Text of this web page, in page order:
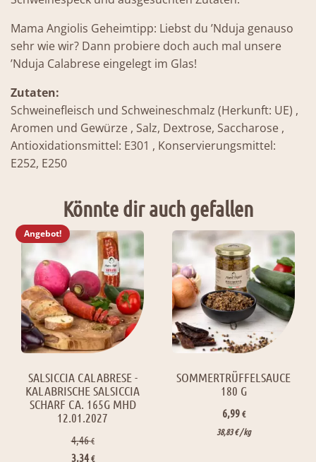
Mama Angiolis Geheimtipp: Liebst du ’Nduja genauso
sehr wie wir? Dann probiere doch auch mal unsere
’Nduja Calabrese eingelegt im Glas!
Zutaten:
Schweinefleisch und Schweineschmalz (Herkunft: UE) ,
Aromen und Gewürze , Salz, Dextrose, Saccharose ,
Antioxidationsmittel: E301 , Konservierungsmittel:
E252, E250
Könnte dir auch gefallen
Angebot!
SALSICCIA CALABRESE -
KALABRISCHE SALSICCIA
SCHARF CA. 165G MHD
12.01.2027
4,46€
Ursprünglicher
3,34€Aktueller
SOMMERTRÜFFELSAUCE
180 G
6,99€
38,83€/ kg